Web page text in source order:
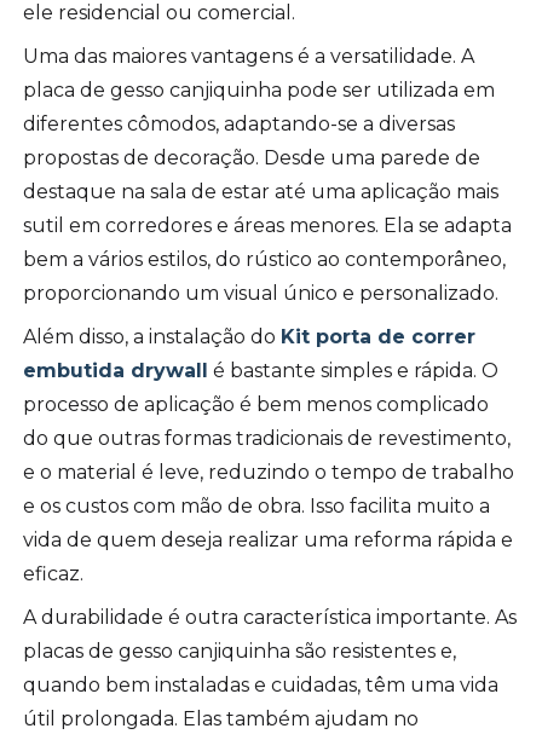
ele residencial ou comercial.
Uma das maiores vantagens é a versatilidade. A
placa de gesso canjiquinha pode ser utilizada em
diferentes cômodos, adaptando-se a diversas
propostas de decoração. Desde uma parede de
destaque na sala de estar até uma aplicação mais
sutil em corredores e áreas menores. Ela se adapta
bem a vários estilos, do rústico ao contemporâneo,
proporcionando um visual único e personalizado.
Além disso, a instalação do Kit porta de correr
embutida drywall é bastante simples e rápida. O
processo de aplicação é bem menos complicado
do que outras formas tradicionais de revestimento,
e o material é leve, reduzindo o tempo de trabalho
e os custos com mão de obra. Isso facilita muito a
vida de quem deseja realizar uma reforma rápida e
eficaz.
A durabilidade é outra característica importante. As
placas de gesso canjiquinha são resistentes e,
quando bem instaladas e cuidadas, têm uma vida
útil prolongada. Elas também ajudam no